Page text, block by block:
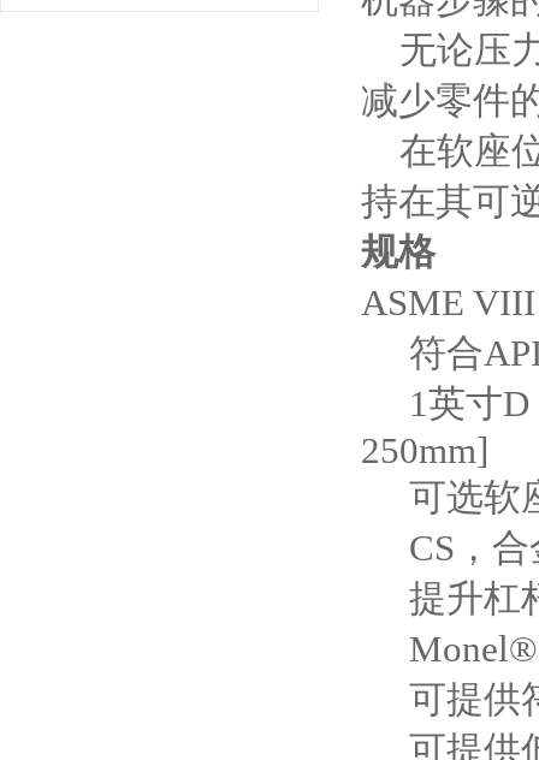
无论压
减少零件
在软座
持在其可
规格
ASME
符合
1英寸D
250mm]
可选软
CS ，
提升杠
Monel®
可提供
可提供